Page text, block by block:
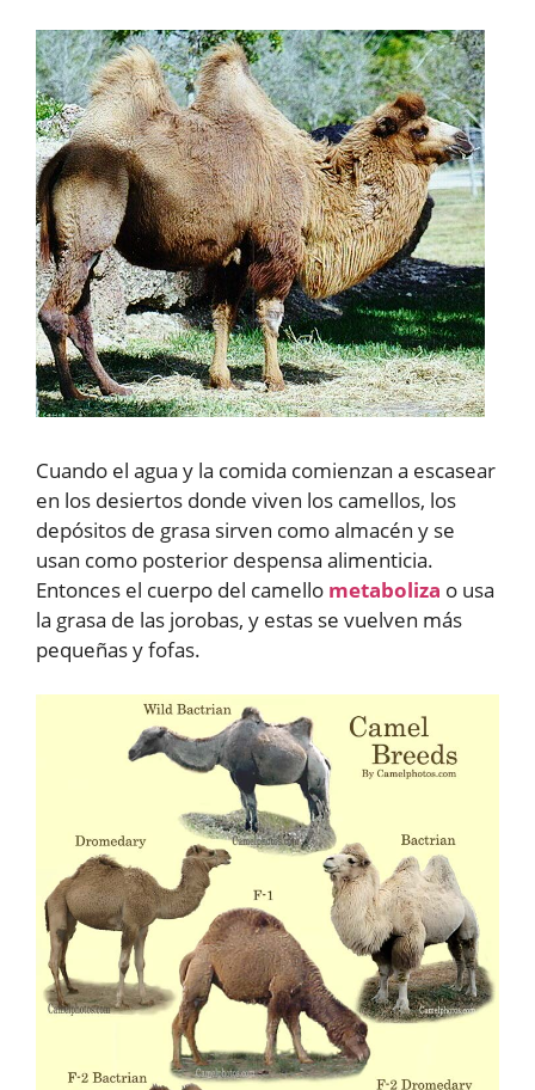
Cuando el agua y la comida comienzan a escasear
en los desiertos donde viven los camellos, los
depósitos de grasa sirven como almacén y se
usan como posterior despensa alimenticia.
Entonces el cuerpo del camello metaboliza o usa
la grasa de las jorobas, y estas se vuelven más
pequeñas y fofas.